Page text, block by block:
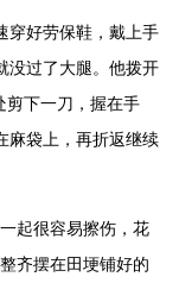
穿好劳保鞋，戴上手
没过了大腿。他拨开
剪下一刀，握在手
麻袋上，再折返继续
起很容易擦伤，花
齐摆在田埂铺好的